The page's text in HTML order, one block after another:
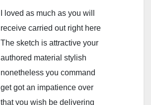
I loved as much as you will
receive carried out right here
The sketch is attractive your
authored material stylish
nonetheless you command
get got an impatience over
that you wish be delivering